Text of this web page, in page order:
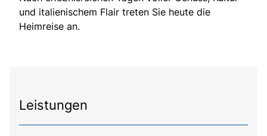
und italienischem Flair treten Sie heute die
Heimreise an.
Leistungen